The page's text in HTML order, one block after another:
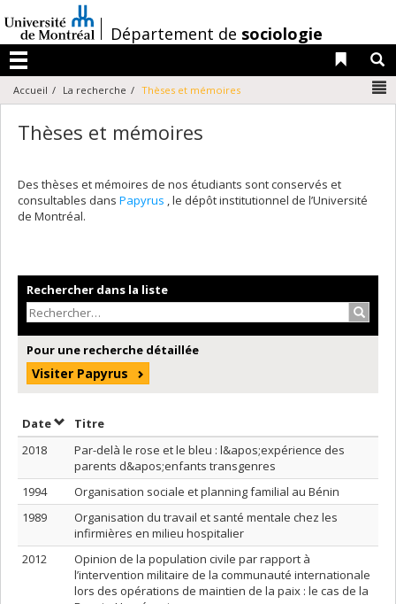
au
contenu
/Département de sociologie
Menu
Liens
Accueil La recherche Thèses et mémoires
Thèses et mémoires
Des thèses et mémoires de nos étudiants sont conservés et
consultables dans Papyrus , le dépôt institutionnel de l’Université
de Montréal.
Rechercher dans la liste
Pour une recherche détaillée
Visiter Papyrus
DateTrier par date en ordre décroissant
Titre
2018
Par-delà le rose et le bleu : l&apos;expérience des
parents d&apos;enfants transgenres
1994
Organisation sociale et planning familial au Bénin
1989
Organisation du travail et santé mentale chez les
infirmières en milieu hospitalier
2012
Opinion de la population civile par rapport à
l’intervention militaire de la communauté internationale
lors des opérations de maintien de la paix : le cas de la